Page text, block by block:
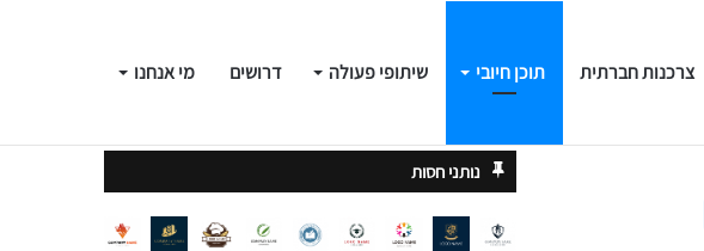
צרכנות חברתית תוכן חיובי שיתופי פעולה דרושים מי אנחנו
עקוב
נותני חסות